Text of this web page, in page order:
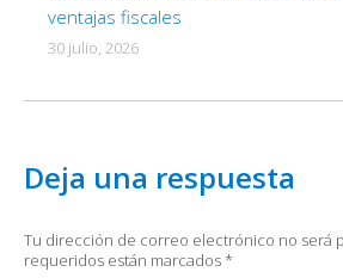
ventajas fiscales
30 julio, 2026
Deja una respuesta
Tu dirección de correo electrónico no será
requeridos están marcados*